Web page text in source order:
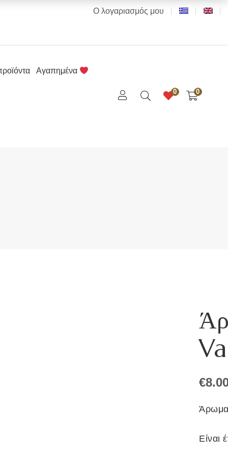
Ο λογαριασμός μου
Αγαπημένα
0 0
€
Είναι